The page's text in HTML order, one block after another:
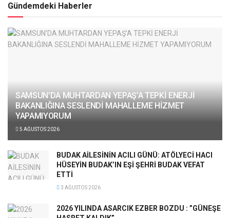
Gündemdeki Haberler
SAMSUN’DA MUHTARDAN YEPAŞ’A TEPKİ ENERJİ
BAKANLIĞINA SESLENDİ MAHALLEME HİZMET
YAPAMIYORUM
5 AĞUSTOS 2026
BUDAK AİLESİNİN ACILI GÜNÜ: ATÖLYECİ HACI
HÜSEYİN BUDAK’IN EŞİ ŞEHRİ BUDAK VEFAT
ETTİ
3 AĞUSTOS 2026
2026 YILINDA ASARCIK EZBER BOZDU : ”GÜNEŞE